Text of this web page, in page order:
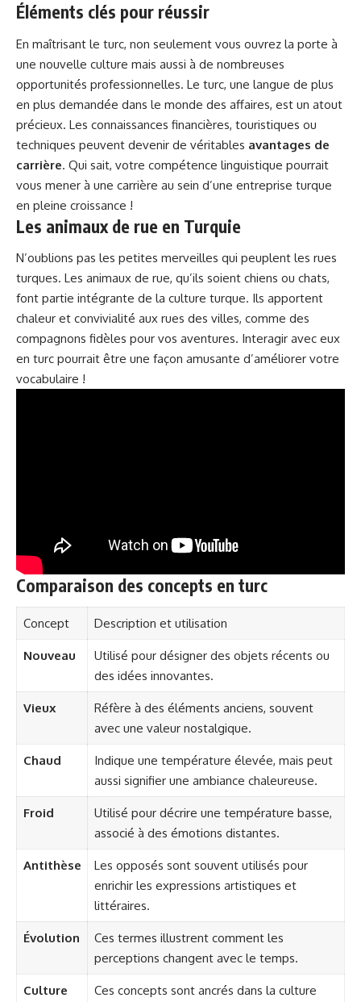
Éléments clés pour réussir
En maîtrisant le turc, non seulement vous ouvrez la porte à
une nouvelle culture mais aussi à de nombreuses
opportunités professionnelles. Le turc, une langue de plus
en plus demandée dans le monde des affaires, est un atout
précieux. Les connaissances financières, touristiques ou
techniques peuvent devenir de véritables avantages de
carrière. Qui sait, votre compétence linguistique pourrait
vous mener à une carrière au sein d’une entreprise turque
en pleine croissance !
Les animaux de rue en Turquie
N’oublions pas les petites merveilles qui peuplent les rues
turques. Les animaux de rue, qu’ils soient chiens ou chats,
font partie intégrante de la culture turque. Ils apportent
chaleur et convivialité aux rues des villes, comme des
compagnons fidèles pour vos aventures. Interagir avec eux
en turc pourrait être une façon amusante d’améliorer votre
vocabulaire !
Comparaison des concepts en turc
Concept Description et utilisation
Nouveau
Utilisé pour désigner des objets récents ou
des idées innovantes.
Vieux
Réfère à des éléments anciens, souvent
avec une valeur nostalgique.
Chaud
Indique une température élevée, mais peut
aussi signifier une ambiance chaleureuse.
Froid
Utilisé pour décrire une température basse,
associé à des émotions distantes.
Antithèse
Les opposés sont souvent utilisés pour
enrichir les expressions artistiques et
littéraires.
Évolution
Ces termes illustrent comment les
perceptions changent avec le temps.
Culture
Ces concepts sont ancrés dans la culture